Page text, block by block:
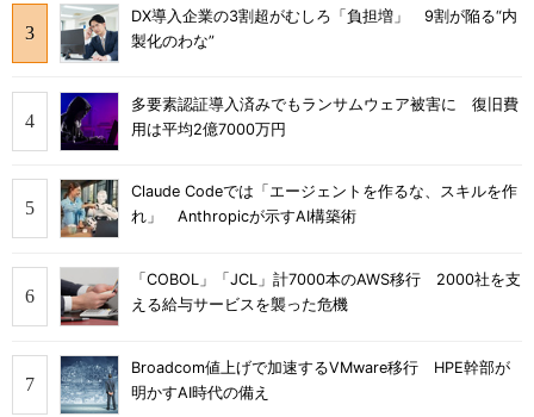
DX導入企業の3割超がむしろ「負担増」 9割が陥る“内
製化のわな”
多要素認証導入済みでもランサムウェア被害に 復旧費
用は平均2億7000万円
Claude Codeでは「エージェントを作るな、スキルを作
れ」 Anthropicが示すAI構築術
「COBOL」「JCL」計7000本のAWS移行 2000社を支
える給与サービスを襲った危機
Broadcom値上げで加速するVMware移行 HPE幹部が
明かすAI時代の備え